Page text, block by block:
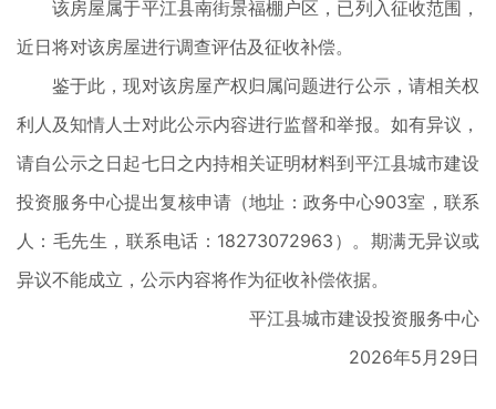
该房屋属于平江县南街景福棚户区，已列入征收范围，
近日将对该房屋进行调查评估及征收补偿。
鉴于此，现对该房屋产权归属问题进行公示，请相关权
利人及知情人士对此公示内容进行监督和举报。如有异议，
请自公示之日起七日之内持相关证明材料到平江县城市建设
投资服务中心提出复核申请（地址：政务中心903室，联系
人：毛先生，联系电话：18273072963）。期满无异议或
异议不能成立，公示内容将作为征收补偿依据。
平江县城市建设投资服务中心
2026年5月29日